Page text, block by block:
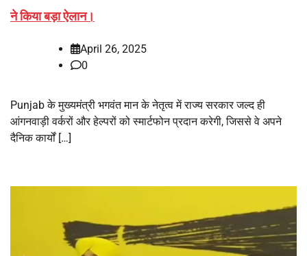
ने किया बड़ा ऐलान।
April 26, 2025
0
Punjab के मुख्यमंत्री भगवंत मान के नेतृत्व में राज्य सरकार जल्द ही
आंगनवाड़ी वर्करों और हेल्परों को स्मार्टफोन प्रदान करेगी, जिससे वे अपने
दैनिक कार्यों […]